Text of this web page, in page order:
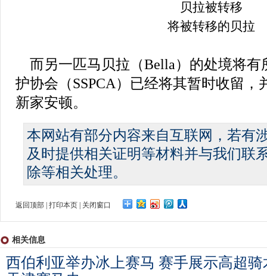
贝拉被转移
将被转移的贝拉
而另一匹马贝拉（Bella）的处境将有
护协会（SSPCA）已经将其暂时收留，
新家安顿。
本网站有部分内容来自互联网，若有
及时提供相关证明等材料并与我们联
除等相关处理。
返回顶部 打印本页 关闭窗口
相关信息
西伯利亚举办冰上赛马 赛手展示高超骑